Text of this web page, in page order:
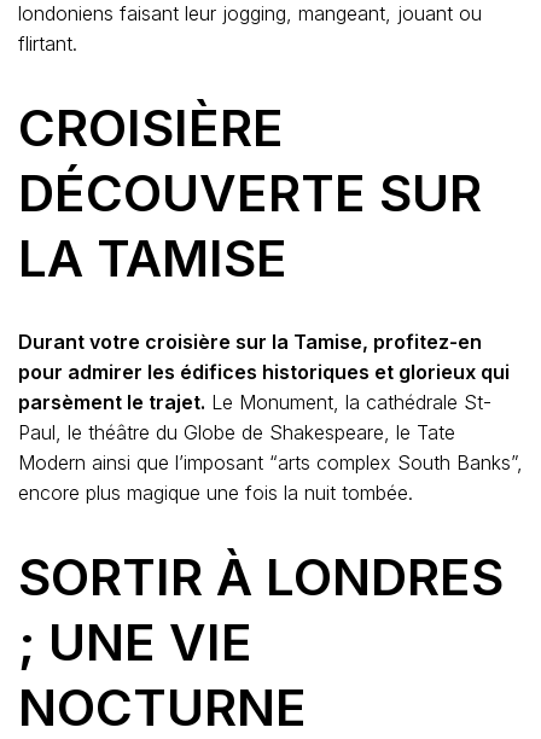
londoniens faisant leur jogging, mangeant, jouant ou
flirtant.
CROISIÈRE
DÉCOUVERTE SUR
LA TAMISE
Durant votre croisière sur la Tamise, profitez-en
pour admirer les édifices historiques et glorieux qui
parsèment le trajet. Le Monument, la cathédrale St-
Paul, le théâtre du Globe de Shakespeare, le Tate
Modern ainsi que l’imposant “arts complex South Banks”,
encore plus magique une fois la nuit tombée.
SORTIR À LONDRES
; UNE VIE
NOCTURNE